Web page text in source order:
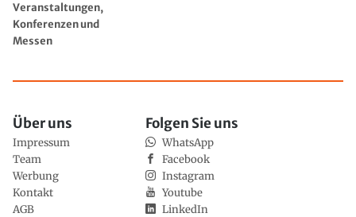
Veranstaltungen,
Konferenzen und
Messen
Über uns
Impressum
Team
Werbung
Kontakt
AGB
Folgen Sie uns
WhatsApp
Facebook
Instagram
Youtube
LinkedIn